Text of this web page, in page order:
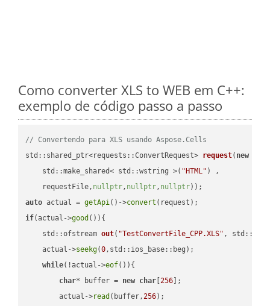
Como converter XLS to WEB em C++:
exemplo de código passo a passo
// Convertendo para XLS usando Aspose.Cells
std::shared_ptr<requests::ConvertRequest> request( new
    std::make_shared< std::wstring >(
"HTML" ) ,
    requestFile,
nullptr, nullptr, nullptr))
auto actual = getApi()->convert
if(actual->good ()){
std::ofstream out( "TestConvertFile_CPP.XLS" ,
    actual->
seekg(0,std::ios_base::beg);
while(!actual->eof()){
char* buffer = new char [256 ];
        actual->
read (buffer,256);